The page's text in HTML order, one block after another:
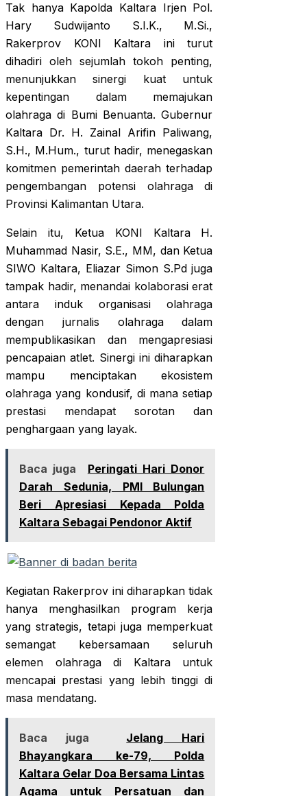
Tak hanya Kapolda Kaltara Irjen Pol.
Hary Sudwijanto S.I.K., M.Si.,
Rakerprov KONI Kaltara ini turut
dihadiri oleh sejumlah tokoh penting,
menunjukkan sinergi kuat untuk
kepentingan dalam memajukan
olahraga di Bumi Benuanta. Gubernur
Kaltara Dr. H. Zainal Arifin Paliwang,
S.H., M.Hum., turut hadir, menegaskan
komitmen pemerintah daerah terhadap
pengembangan potensi olahraga di
Provinsi Kalimantan Utara.
Selain itu, Ketua KONI Kaltara H.
Muhammad Nasir, S.E., MM, dan Ketua
SIWO Kaltara, Eliazar Simon S.Pd juga
tampak hadir, menandai kolaborasi erat
antara induk organisasi olahraga
dengan jurnalis olahraga dalam
mempublikasikan dan mengapresiasi
pencapaian atlet. Sinergi ini diharapkan
mampu menciptakan ekosistem
olahraga yang kondusif, di mana setiap
prestasi mendapat sorotan dan
penghargaan yang layak.
Baca juga
Peringati Hari Donor
Darah Sedunia, PMI Bulungan
Beri Apresiasi Kepada Polda
Kaltara Sebagai Pendonor Aktif
Kegiatan Rakerprov ini diharapkan tidak
hanya menghasilkan program kerja
yang strategis, tetapi juga memperkuat
semangat kebersamaan seluruh
elemen olahraga di Kaltara untuk
mencapai prestasi yang lebih tinggi di
masa mendatang.
Baca juga
Jelang Hari
Bhayangkara ke-79, Polda
Kaltara Gelar Doa Bersama Lintas
Agama untuk Persatuan dan